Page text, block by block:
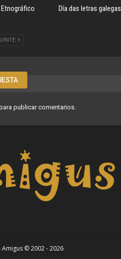
Día das letras galegas
publicar comentarios.
© 2002 - 2026